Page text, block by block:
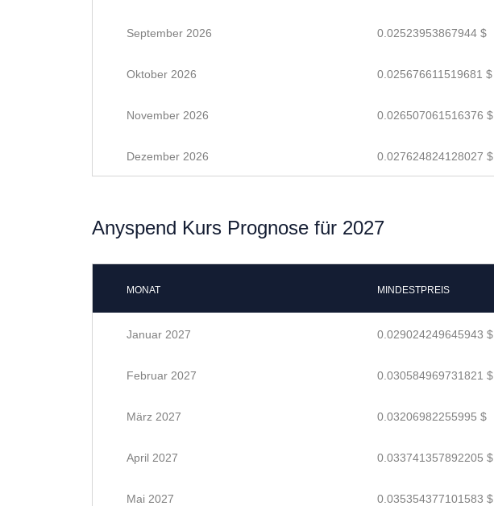
September 2026 0.02523953867944 $
Oktober 2026 0.025676611519681 $
November 2026 0.026507061516376 $
Dezember 2026 0.027624824128027 $
Anyspend Kurs Prognose für 2027
MONAT MINDESTPREIS
Januar 2027 0.029024249645943 $
Februar 2027 0.030584969731821 $
März 2027 0.03206982255995 $
April 2027 0.033741357892205 $
Mai 2027 0.035354377101583 $